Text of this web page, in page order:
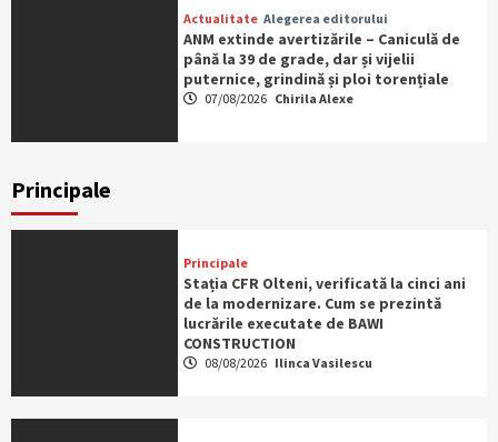
Actualitate Alegerea editorului
ANM extinde avertizările – Caniculă de
până la 39 de grade, dar și vijelii
puternice, grindină și ploi torențiale
07/08/2026 Chirila Alexe
Principale
Principale
Stația CFR Olteni, verificată la cinci ani
de la modernizare. Cum se prezintă
lucrările executate de BAWI
CONSTRUCTION
08/08/2026 Ilinca Vasilescu